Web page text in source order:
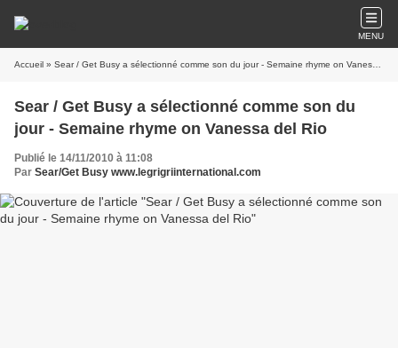
MENU
Accueil » Sear / Get Busy a sélectionné comme son du jour - Semaine rhyme on Vanessa del Rio
Sear / Get Busy a sélectionné comme son du
jour - Semaine rhyme on Vanessa del Rio
Publié le 14/11/2010 à 11:08
Par Sear/Get Busy www.legrigriinternational.com